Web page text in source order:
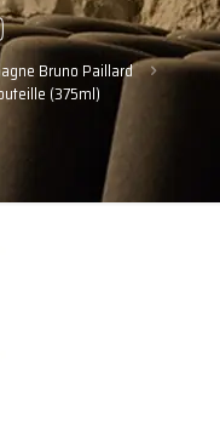
Bruno Paillard
(375ml)